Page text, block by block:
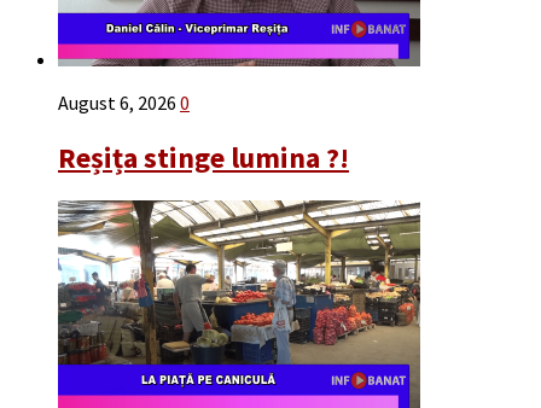
August 6, 2026 0
Reșița stinge lumina ?!